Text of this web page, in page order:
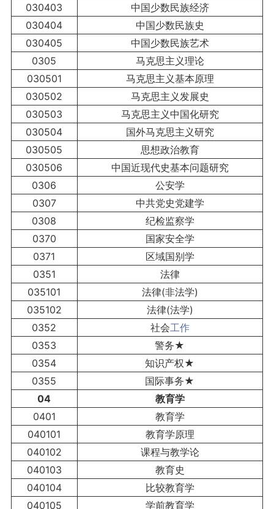
030403
中国少数民族经济
030404
中国少数民族史
030405
中国少数民族艺术
0305
马克思主义理论
030501
马克思主义基本原理
030502
马克思主义发展史
030503
马克思主义中国化研究
030504
国外马克思主义研究
030505
思想政治教育
030506
中国近现代史基本问题研究
0306
公安学
0307
中共党史党建学
0308
纪检监察学
0370
国家安全学
0371
区域国别学
0351
法律
035101
法律(非法学)
035102
法律(法学)
0352
社会工作
0353
警务★
0354
知识产权★
0355
国际事务★
04
教育学
0401
教育学
040101
教育学原理
040102
课程与教学论
040103
教育史
040104
比较教育学
040105
学前教育学